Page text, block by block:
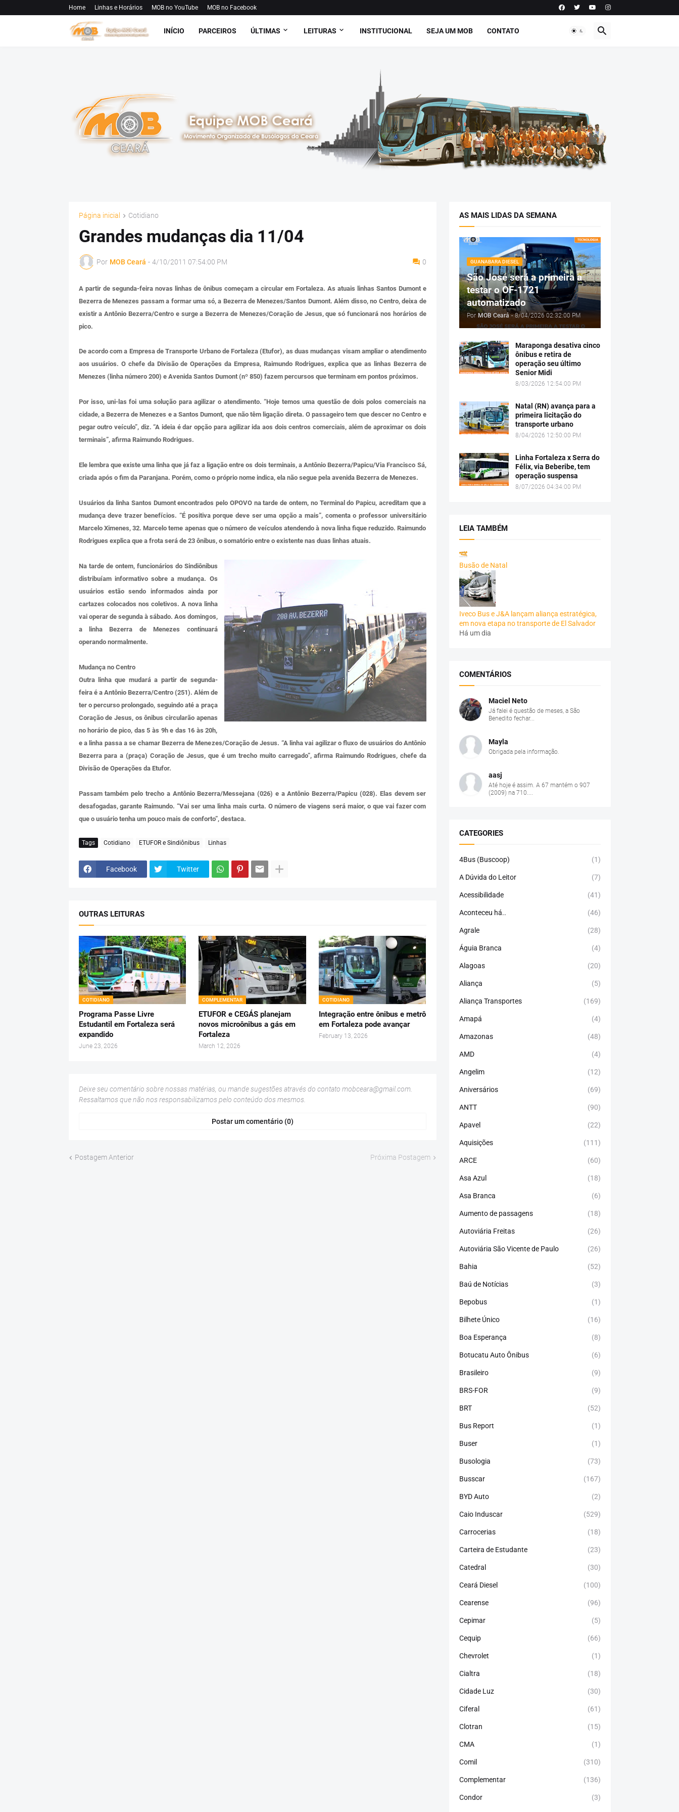
Home Linhas e Horários MOB no YouTube MOB no Facebook
INÍCIO PARCEIROS ÚLTIMAS LEITURAS INSTITUCIONAL SEJA UM MOB CONTATO
Página inicial Cotidiano
Grandes mudanças dia 11/04
Por MOB Ceará - 4/10/2011 07:54:00 PM 0
A partir de segunda-feira novas linhas de ônibus começam a circular em Fortaleza. As atuais linhas Santos Dumont e
Bezerra de Menezes passam a formar uma só, a Bezerra de Menezes/Santos Dumont. Além disso, no Centro, deixa de
existir a Antônio Bezerra/Centro e surge a Bezerra de Menezes/Coração de Jesus, que só funcionará nos horários de
pico.
De acordo com a Empresa de Transporte Urbano de Fortaleza (Etufor), as duas mudanças visam ampliar o atendimento
aos usuários. O chefe da Divisão de Operações da Empresa, Raimundo Rodrigues, explica que as linhas Bezerra de
Menezes (linha número 200) e Avenida Santos Dumont (nº 850) fazem percursos que terminam em pontos próximos.
Por isso, uni-las foi uma solução para agilizar o atendimento. “Hoje temos uma questão de dois polos comerciais na
cidade, a Bezerra de Menezes e a Santos Dumont, que não têm ligação direta. O passageiro tem que descer no Centro e
pegar outro veículo”, diz. “A ideia é dar opção para agilizar ida aos dois centros comerciais, além de aproximar os dois
terminais”, afirma Raimundo Rodrigues.
Ele lembra que existe uma linha que já faz a ligação entre os dois terminais, a Antônio Bezerra/Papicu/Via Francisco Sá,
criada após o fim da Paranjana. Porém, como o próprio nome indica, ela não segue pela avenida Bezerra de Menezes.
Usuários da linha Santos Dumont encontrados pelo OPOVO na tarde de ontem, no Terminal do Papicu, acreditam que a
mudança deve trazer benefícios. “É positiva porque deve ser uma opção a mais”, comenta o professor universitário
Marcelo Ximenes, 32. Marcelo teme apenas que o número de veículos atendendo à nova linha fique reduzido. Raimundo
Rodrigues explica que a frota será de 23 ônibus, o somatório entre o existente nas duas linhas atuais.
Na tarde de ontem, funcionários do Sindiônibus
distribuíam informativo sobre a mudança. Os
usuários estão sendo informados ainda por
cartazes colocados nos coletivos. A nova linha
vai operar de segunda à sábado. Aos domingos,
a linha Bezerra de Menezes continuará
operando normalmente.
Mudança no Centro
Outra linha que mudará a partir de segunda-
feira é a Antônio Bezerra/Centro (251). Além de
ter o percurso prolongado, seguindo até a praça
Coração de Jesus, os ônibus circularão apenas
no horário de pico, das 5 às 9h e das 16 às 20h,
e a linha passa a se chamar Bezerra de Menezes/Coração de Jesus. “A linha vai agilizar o fluxo de usuários do Antônio
Bezerra para a (praça) Coração de Jesus, que é um trecho muito carregado”, afirma Raimundo Rodrigues, chefe da
Divisão de Operações da Etufor.
Passam também pelo trecho a Antônio Bezerra/Messejana (026) e a Antônio Bezerra/Papicu (028). Elas devem ser
desafogadas, garante Raimundo. “Vai ser uma linha mais curta. O número de viagens será maior, o que vai fazer com
que o usuário tenha um pouco mais de conforto”, destaca.
Tags Cotidiano ETUFOR e Sindiônibus Linhas
Facebook Twitter
OUTRAS LEITURAS
COTIDIANO
Programa Passe Livre
Estudantil em Fortaleza será
expandido
June 23, 2026
COMPLEMENTAR
ETUFOR e CEGÁS planejam
novos microônibus a gás em
Fortaleza
March 12, 2026
COTIDIANO
Integração entre ônibus e metrô
em Fortaleza pode avançar
February 13, 2026
Deixe seu comentário sobre nossas matérias, ou mande sugestões através do contato mobceara@gmail.com.
Ressaltamos que não nos responsabilizamos pelo conteúdo dos mesmos.
Postar um comentário (0)
Postagem Anterior Próxima Postagem
AS MAIS LIDAS DA SEMANA
GUANABARA DIESEL
São José será a primeira a
testar o OF-1721
automatizado
Por MOB Ceará - 8/04/2026 02:32:00 PM
Maraponga desativa cinco
ônibus e retira de
operação seu último
Senior Midi
8/03/2026 12:54:00 PM
Natal (RN) avança para a
primeira licitação do
transporte urbano
8/04/2026 12:50:00 PM
Linha Fortaleza x Serra do
Félix, via Beberibe, tem
operação suspensa
8/07/2026 04:34:00 PM
LEIA TAMBÉM
Busão de Natal
Iveco Bus e J&A lançam aliança estratégica,
em nova etapa no transporte de El Salvador
Há um dia
COMENTÁRIOS
Maciel Neto
Já falei é questão de meses, a São
Benedito fechar...
Mayla
Obrigada pela informação.
aasj
Até hoje é assim. A 67 mantém o 907
(2009) na 710....
CATEGORIES
4Bus (Buscoop) (1)
A Dúvida do Leitor (7)
Acessibilidade (41)
Aconteceu há.. (46)
Agrale (28)
Águia Branca (4)
Alagoas (20)
Aliança (5)
Aliança Transportes (169)
Amapá (4)
Amazonas (48)
AMD (4)
Angelim (12)
Aniversários (69)
ANTT (90)
Apavel (22)
Aquisições (111)
ARCE (60)
Asa Azul (18)
Asa Branca (6)
Aumento de passagens (18)
Autoviária Freitas (26)
Autoviária São Vicente de Paulo (26)
Bahia (52)
Baú de Notícias (3)
Bepobus (1)
Bilhete Único (16)
Boa Esperança (8)
Botucatu Auto Ônibus (6)
Brasileiro (9)
BRS-FOR (9)
BRT (52)
Bus Report (1)
Buser (1)
Busologia (73)
Busscar (167)
BYD Auto (2)
Caio Induscar (529)
Carrocerias (18)
Carteira de Estudante (23)
Catedral (30)
Ceará Diesel (100)
Cearense (96)
Cepimar (5)
Cequip (66)
Chevrolet (1)
Cialtra (18)
Cidade Luz (30)
Ciferal (61)
Clotran (15)
CMA (1)
Comil (310)
Complementar (136)
Condor (3)